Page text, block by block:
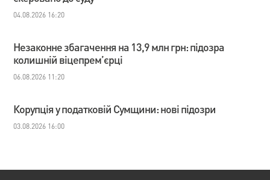
04.08.2026 16:20
Незаконне збагачення на 13,9 млн грн: підозра
колишній віцепрем’єрці
06.08.2026 11:20
Корупція у податковій Сумщини: нові підозри
03.08.2026 16:00